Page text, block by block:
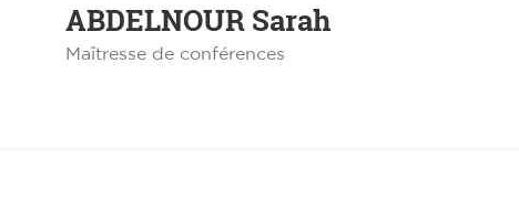
ABDELNOURSarah
Maîtresse de conférences